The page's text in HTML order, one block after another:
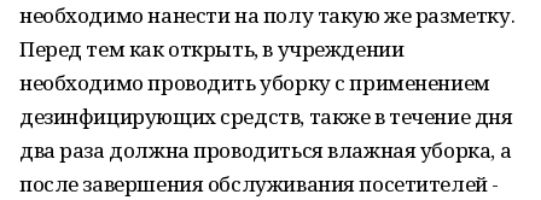
необходимо нанести на полу такую же разметку.
Перед тем как открыть, в учреждении
необходимо проводить уборку с применением
дезинфицирующих средств, также в течение дня
два раза должна проводиться влажная уборка, а
после завершения обслуживания посетителей -